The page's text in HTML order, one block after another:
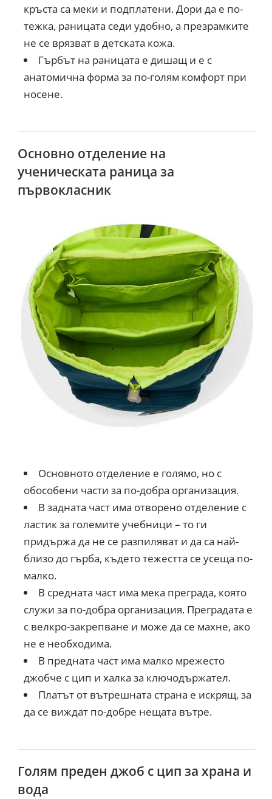
кръста са меки и подплатени. Дори да е по-
тежка, раницата седи удобно, а презрамките
не се врязват в детската кожа.
Гърбът на раницата е дишащ и е с
анатомична форма за по-голям комфорт при
носене.
Основно отделение на
ученическата раница за
първокласник
Основното отделение е голямо, но с
обособени части за по-добра организация.
В задната част има отворено отделение с
ластик за големите учебници – то ги
придържа да не се разпиляват и да са най-
близо до гърба, където тежестта се усеща по-
малко.
В средната част има мека преграда, която
служи за по-добра организация. Преградата е
с велкро-закрепване и може да се махне, ако
не е необходима.
В предната част има малко мрежесто
джобче с цип и халка за ключодържател.
Платът от вътрешната страна е искрящ, за
да се виждат по-добре нещата вътре.
Голям преден джоб с цип за храна и
вода